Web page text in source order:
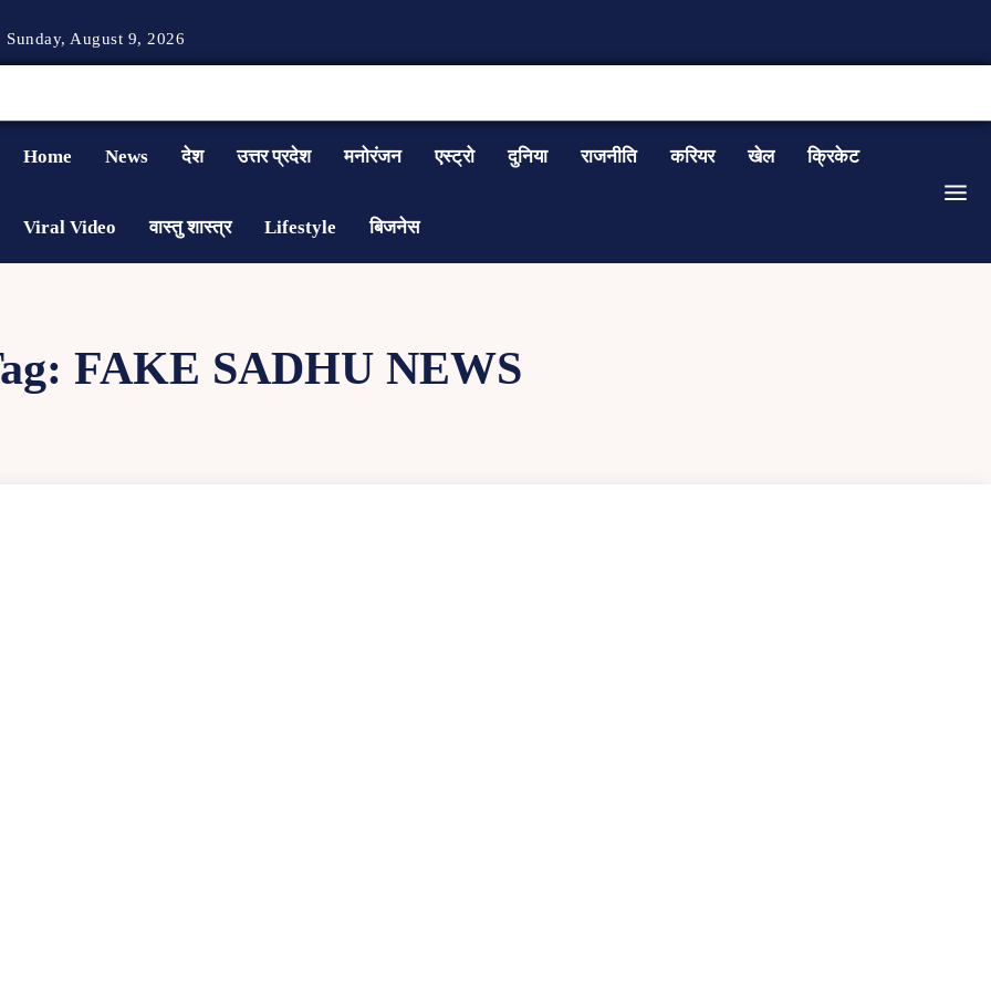
Sunday, August 9, 2026
Home News देश उत्तर प्रदेश मनोरंजन एस्ट्रो दुनिया राजनीति करियर खेल क्रिकेट
Viral Video वास्तु शास्त्र Lifestyle बिजनेस
FAKE SADHU NEWS